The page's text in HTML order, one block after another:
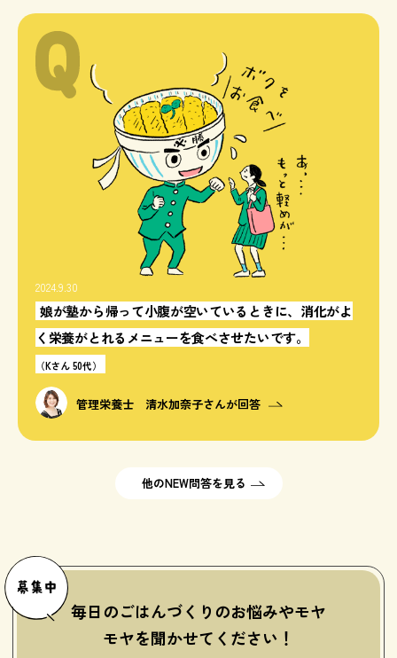
2024.9.30
娘が塾から帰って小腹が空いているときに、消化がよ
く栄養がとれるメニューを食べさせたいです。
（Kさん 50代）
管理栄養士 清水加奈子さんが回答
他のNEW問答を見る
毎日のごはんづくりのお悩みやモヤ
モヤを聞かせてください！